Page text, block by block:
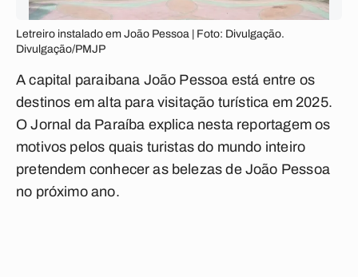
Letreiro instalado em João Pessoa | Foto: Divulgação.
Divulgação/PMJP
A capital paraibana João Pessoa está entre os
destinos em alta para visitação turística em 2025.
O Jornal da Paraíba explica nesta reportagem os
motivos pelos quais turistas do mundo inteiro
pretendem conhecer as belezas de João Pessoa
no próximo ano.